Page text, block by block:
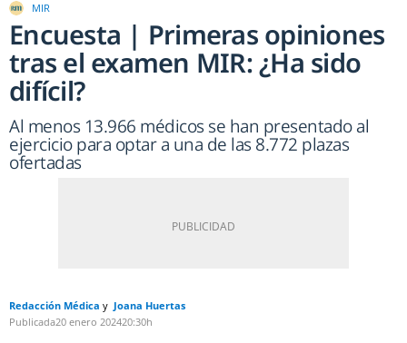
MIR
Encuesta | Primeras opiniones
tras el examen MIR: ¿Ha sido
difícil?
Al menos 13.966 médicos se han presentado al
ejercicio para optar a una de las 8.772 plazas
ofertadas
Redacción Médica
Joana Huertas
Publicada20 enero 202420:30h